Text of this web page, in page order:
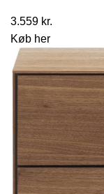
3.559 kr.
Køb her